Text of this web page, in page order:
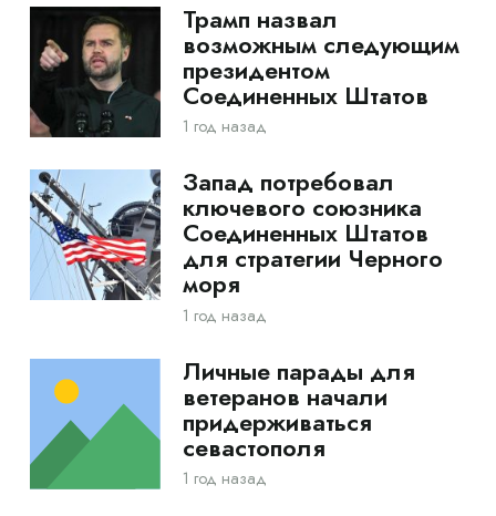
Трамп назвал
возможным следующим
президентом
Соединенных Штатов
1 год назад
Запад потребовал
ключевого союзника
Соединенных Штатов
для стратегии Черного
моря
1 год назад
Личные парады для
ветеранов начали
придерживаться
севастополя
1 год назад